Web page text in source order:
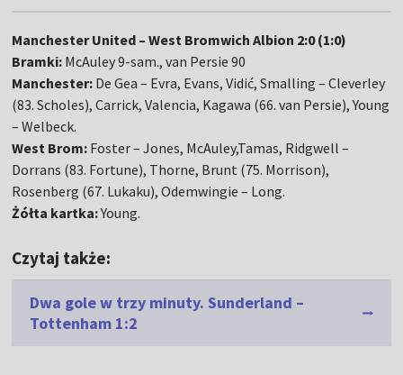
Manchester United – West Bromwich Albion 2:0 (1:0)
Bramki: McAuley 9-sam., van Persie 90
Manchester: De Gea – Evra, Evans, Vidić, Smalling – Cleverley
(83. Scholes), Carrick, Valencia, Kagawa (66. van Persie), Young
– Welbeck.
West Brom: Foster – Jones, McAuley,Tamas, Ridgwell –
Dorrans (83. Fortune), Thorne, Brunt (75. Morrison),
Rosenberg (67. Lukaku), Odemwingie – Long.
Żółta kartka:Young.
Czytaj także:
Dwa gole w trzy minuty. Sunderland –
Tottenham 1:2